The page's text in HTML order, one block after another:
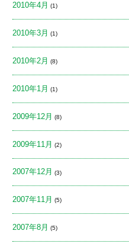
2010年4月 (1)
2010年3月 (1)
2010年2月 (8)
2010年1月 (1)
2009年12月 (8)
2009年11月 (2)
2007年12月 (3)
2007年11月 (5)
2007年8月 (5)